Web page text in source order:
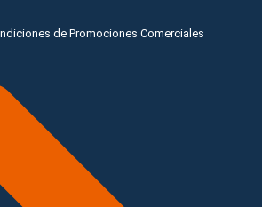
de Promociones Comerciales